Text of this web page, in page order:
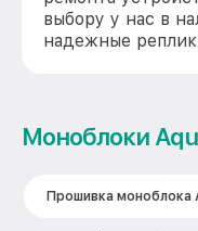
выбору у нас в
надежные
Моноблоки
Прошивка моноблока